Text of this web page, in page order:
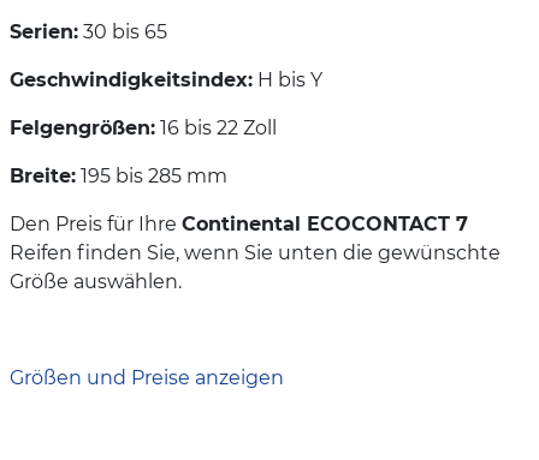
Serien: 30 bis 65
Geschwindigkeitsindex: H bis Y
Felgengrößen: 16 bis 22 Zoll
Breite: 195 bis 285 mm
Den Preis für Ihre Continental ECOCONTACT 7
Reifen finden Sie, wenn Sie unten die gewünschte
Größe auswählen.
Größen und Preise anzeigen